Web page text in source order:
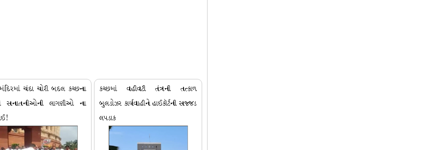
ચંદા ચોરી બદલ કચ્છના
સનાતનીઓની લાગણીઓ ના
કચ્છમાં વહીવટી તંત્રની તત્કાળ
બુલડોઝર કાર્યવાહીને હાઈકૉર્ટની સજ્જડ
લપડાક